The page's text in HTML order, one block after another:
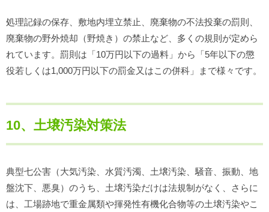
処理記録の保存、敷地内埋立禁止、廃棄物の不法投棄の罰則、
廃棄物の野外焼却（野焼き）の禁止など、多くの規則が定めら
れています。罰則は「10万円以下の過料」から「5年以下の懲
役若しくは1,000万円以下の罰金又はこの併科」まで様々です。
10、土壌汚染対策法
典型七公害（大気汚染、水質汚濁、土壌汚染、騒音、振動、地
盤沈下、悪臭）のうち、土壌汚染だけは法規制がなく、さらに
は、工場跡地で重金属類や揮発性有機化合物等の土壌汚染やこ